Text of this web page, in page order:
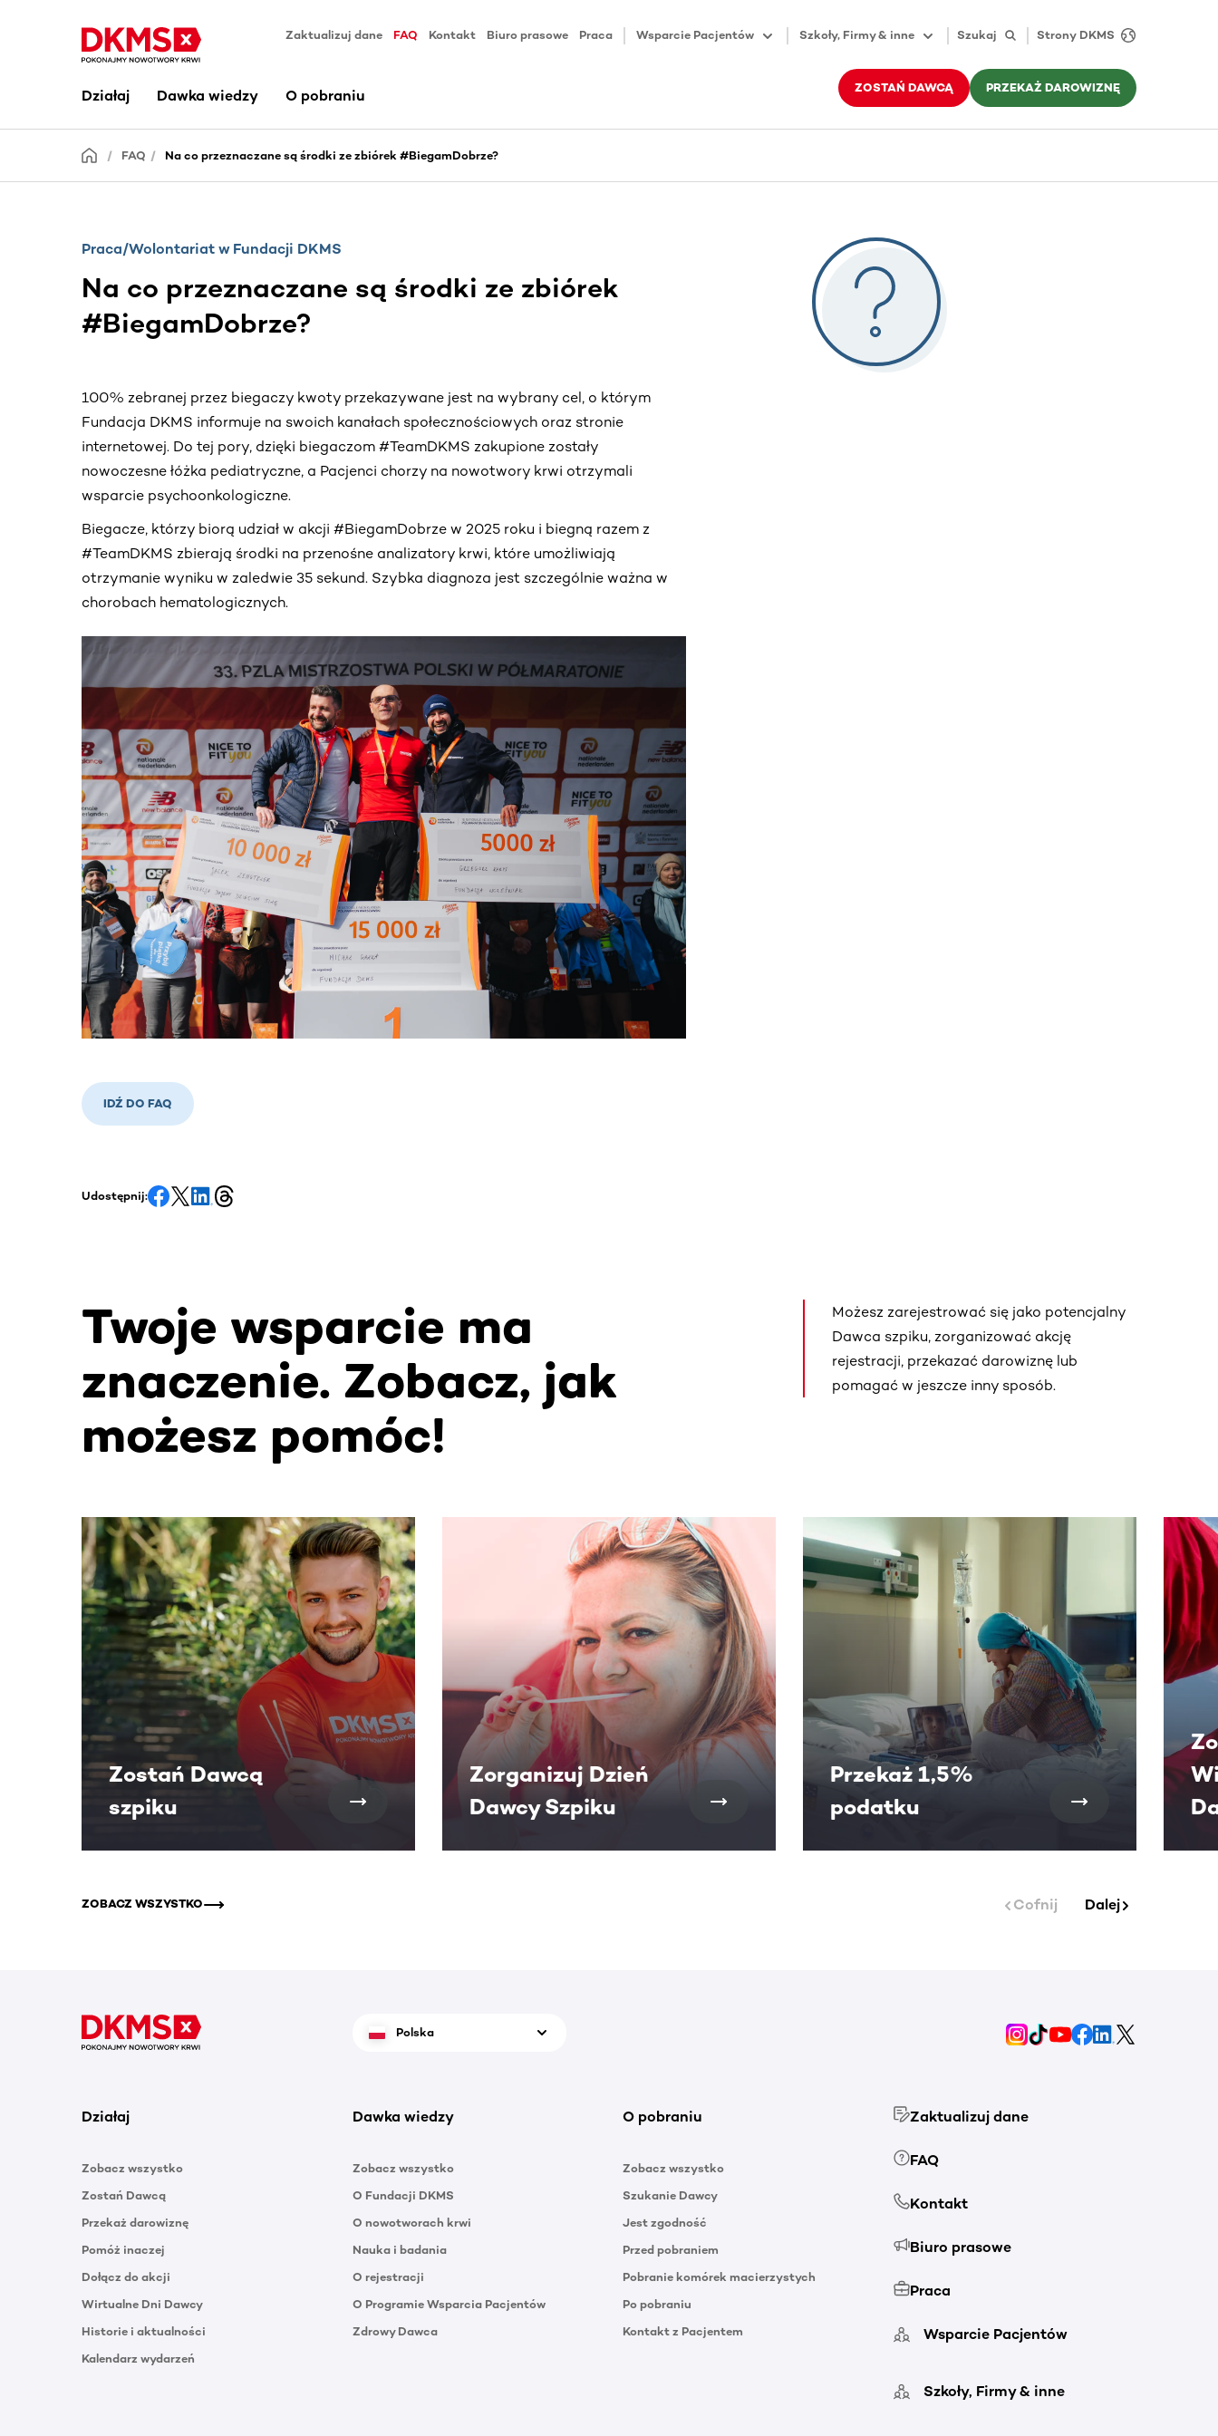
Zaktualizuj dane FAQ Kontakt Biuro prasowe Praca Wsparcie Pacjentów Szkoły, Firmy & inne Szukaj Strony DKMS
Działaj Dawka wiedzy O pobraniu ZOSTAŃ DAWCĄ PRZEKAŻ DAROWIZNĘ
FAQ Na co przeznaczane są środki ze zbiórek #BiegamDobrze?
Praca/Wolontariat w Fundacji DKMS
Na co przeznaczane są środki ze zbiórek
#BiegamDobrze?
100% zebranej przez biegaczy kwoty przekazywane jest na wybrany cel, o którym
Fundacja DKMS informuje na swoich kanałach społecznościowych oraz stronie
internetowej. Do tej pory, dzięki biegaczom #TeamDKMS zakupione zostały
nowoczesne łóżka pediatryczne, a Pacjenci chorzy na nowotwory krwi otrzymali
wsparcie psychoonkologiczne.
Biegacze, którzy biorą udział w akcji #BiegamDobrze w 2025 roku i biegną razem z
#TeamDKMS zbierają środki na przenośne analizatory krwi, które umożliwiają
otrzymanie wyniku w zaledwie 35 sekund. Szybka diagnoza jest szczególnie ważna w
chorobach hematologicznych.
IDŹ DO FAQ
Udostępnij:
Twoje wsparcie ma
znaczenie. Zobacz, jak
możesz pomóc!
Możesz zarejestrować się jako potencjalny
Dawca szpiku, zorganizować akcję
rejestracji, przekazać darowiznę lub
pomagać w jeszcze inny sposób.
Ta sekcja zawiera treści przewijane w poziomie. Użyj klawisza Tab lub przesuń palcem, aby zobaczyć więcej.
Zostań Dawcą
szpiku
Zorganizuj Dzień
Dawcy Szpiku
Przekaż 1,5%
podatku
ZOBACZ WSZYSTKO Cofnij Dalej
Polska
Działaj
Zobacz wszystko
Zostań Dawcą
Przekaż darowiznę
Pomóż inaczej
Dołącz do akcji
Wirtualne Dni Dawcy
Historie i aktualności
Kalendarz wydarzeń
Dawka wiedzy
Zobacz wszystko
O Fundacji DKMS
O nowotworach krwi
Nauka i badania
O rejestracji
O Programie Wsparcia Pacjentów
Zdrowy Dawca
O pobraniu
Zobacz wszystko
Szukanie Dawcy
Jest zgodność
Przed pobraniem
Pobranie komórek macierzystych
Po pobraniu
Kontakt z Pacjentem
Zaktualizuj dane
FAQ
Kontakt
Biuro prasowe
Praca
Wsparcie Pacjentów
Szkoły, Firmy & inne